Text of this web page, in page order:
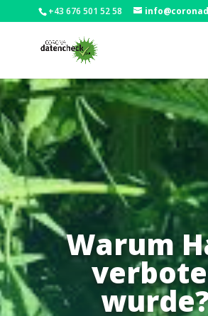
+43 676 501 52 58
Warum